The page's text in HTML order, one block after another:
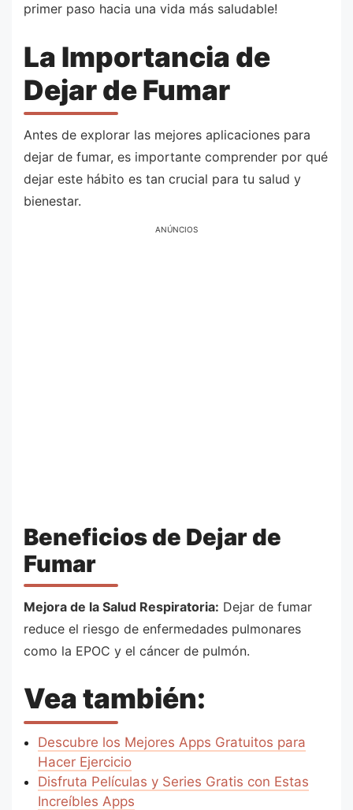
primer paso hacia una vida más saludable!
La Importancia de
Dejar de Fumar
Antes de explorar las mejores aplicaciones para
dejar de fumar, es importante comprender por qué
dejar este hábito es tan crucial para tu salud y
bienestar.
ANÚNCIOS
Beneficios de Dejar de
Fumar
Mejora de la Salud Respiratoria: Dejar de fumar
reduce el riesgo de enfermedades pulmonares
como la EPOC y el cáncer de pulmón.
Vea también:
Descubre los Mejores Apps Gratuitos para
Hacer Ejercicio
Disfruta Películas y Series Gratis con Estas
Increíbles Apps